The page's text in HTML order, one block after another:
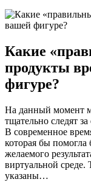
Какие
продукты
фигуре?
На данный момент
тщательно следят
В современное
которая бы помогла
желаемого
виртуальной среде.
указаны…